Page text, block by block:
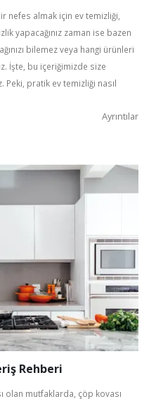
nefes almak için ev temizliği,
yapacağınız zaman ise bazen
bilemez veya hangi ürünleri
İşte, bu içeriğimizde size
Peki, pratik ev temizliği nasıl
Ayrıntılar
Rehberi
olan mutfaklarda, çöp kovası